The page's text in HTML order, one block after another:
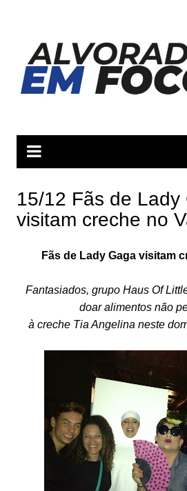
conteúdo
15/12 Fãs de Lady
visitam creche no
Fãs de Lady Gaga visitam
Fantasiados, grupo Haus Of
doar alimentos não
à creche Tia Angelina neste